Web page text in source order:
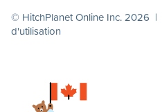
© HitchPlanet Online Inc. 2026 |
d'utilisation